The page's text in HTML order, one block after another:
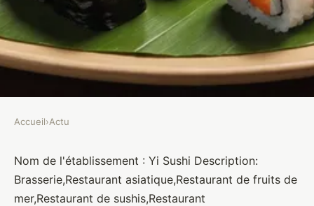
Yi Sushi
Brasseurs•10 janvier 2022•1 min de lecture
Accueil›Actu
Nom de l'établissement : Yi Sushi Description:
Brasserie,Restaurant asiatique,Restaurant de fruits de
mer,Restaurant de sushis,Restaurant